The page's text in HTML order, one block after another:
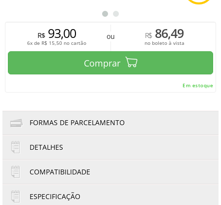
R$93,00
6x de R$ 15,50 no cartão
ou R$86,49
no boleto à vista
Comprar
Em estoque
FORMAS DE PARCELAMENTO
1x de R$93,00
2x de R$46,50
3x de R$31,00
5x de R$18,60
DETALHES
COMPATIBILIDADE
ESPECIFICAÇÃO